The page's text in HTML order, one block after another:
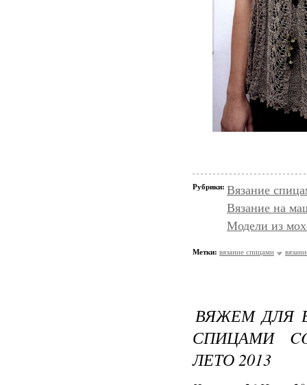
Рубрики: Вязание
Вязание на
Модели из
Метки: вязание спицами
ВЯЖЕМ ДЛЯ
СПИЦАМИ
ЛЕТО 2013